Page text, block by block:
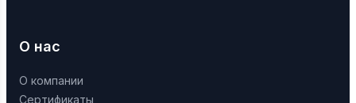
О нас
О компании
Сертификаты